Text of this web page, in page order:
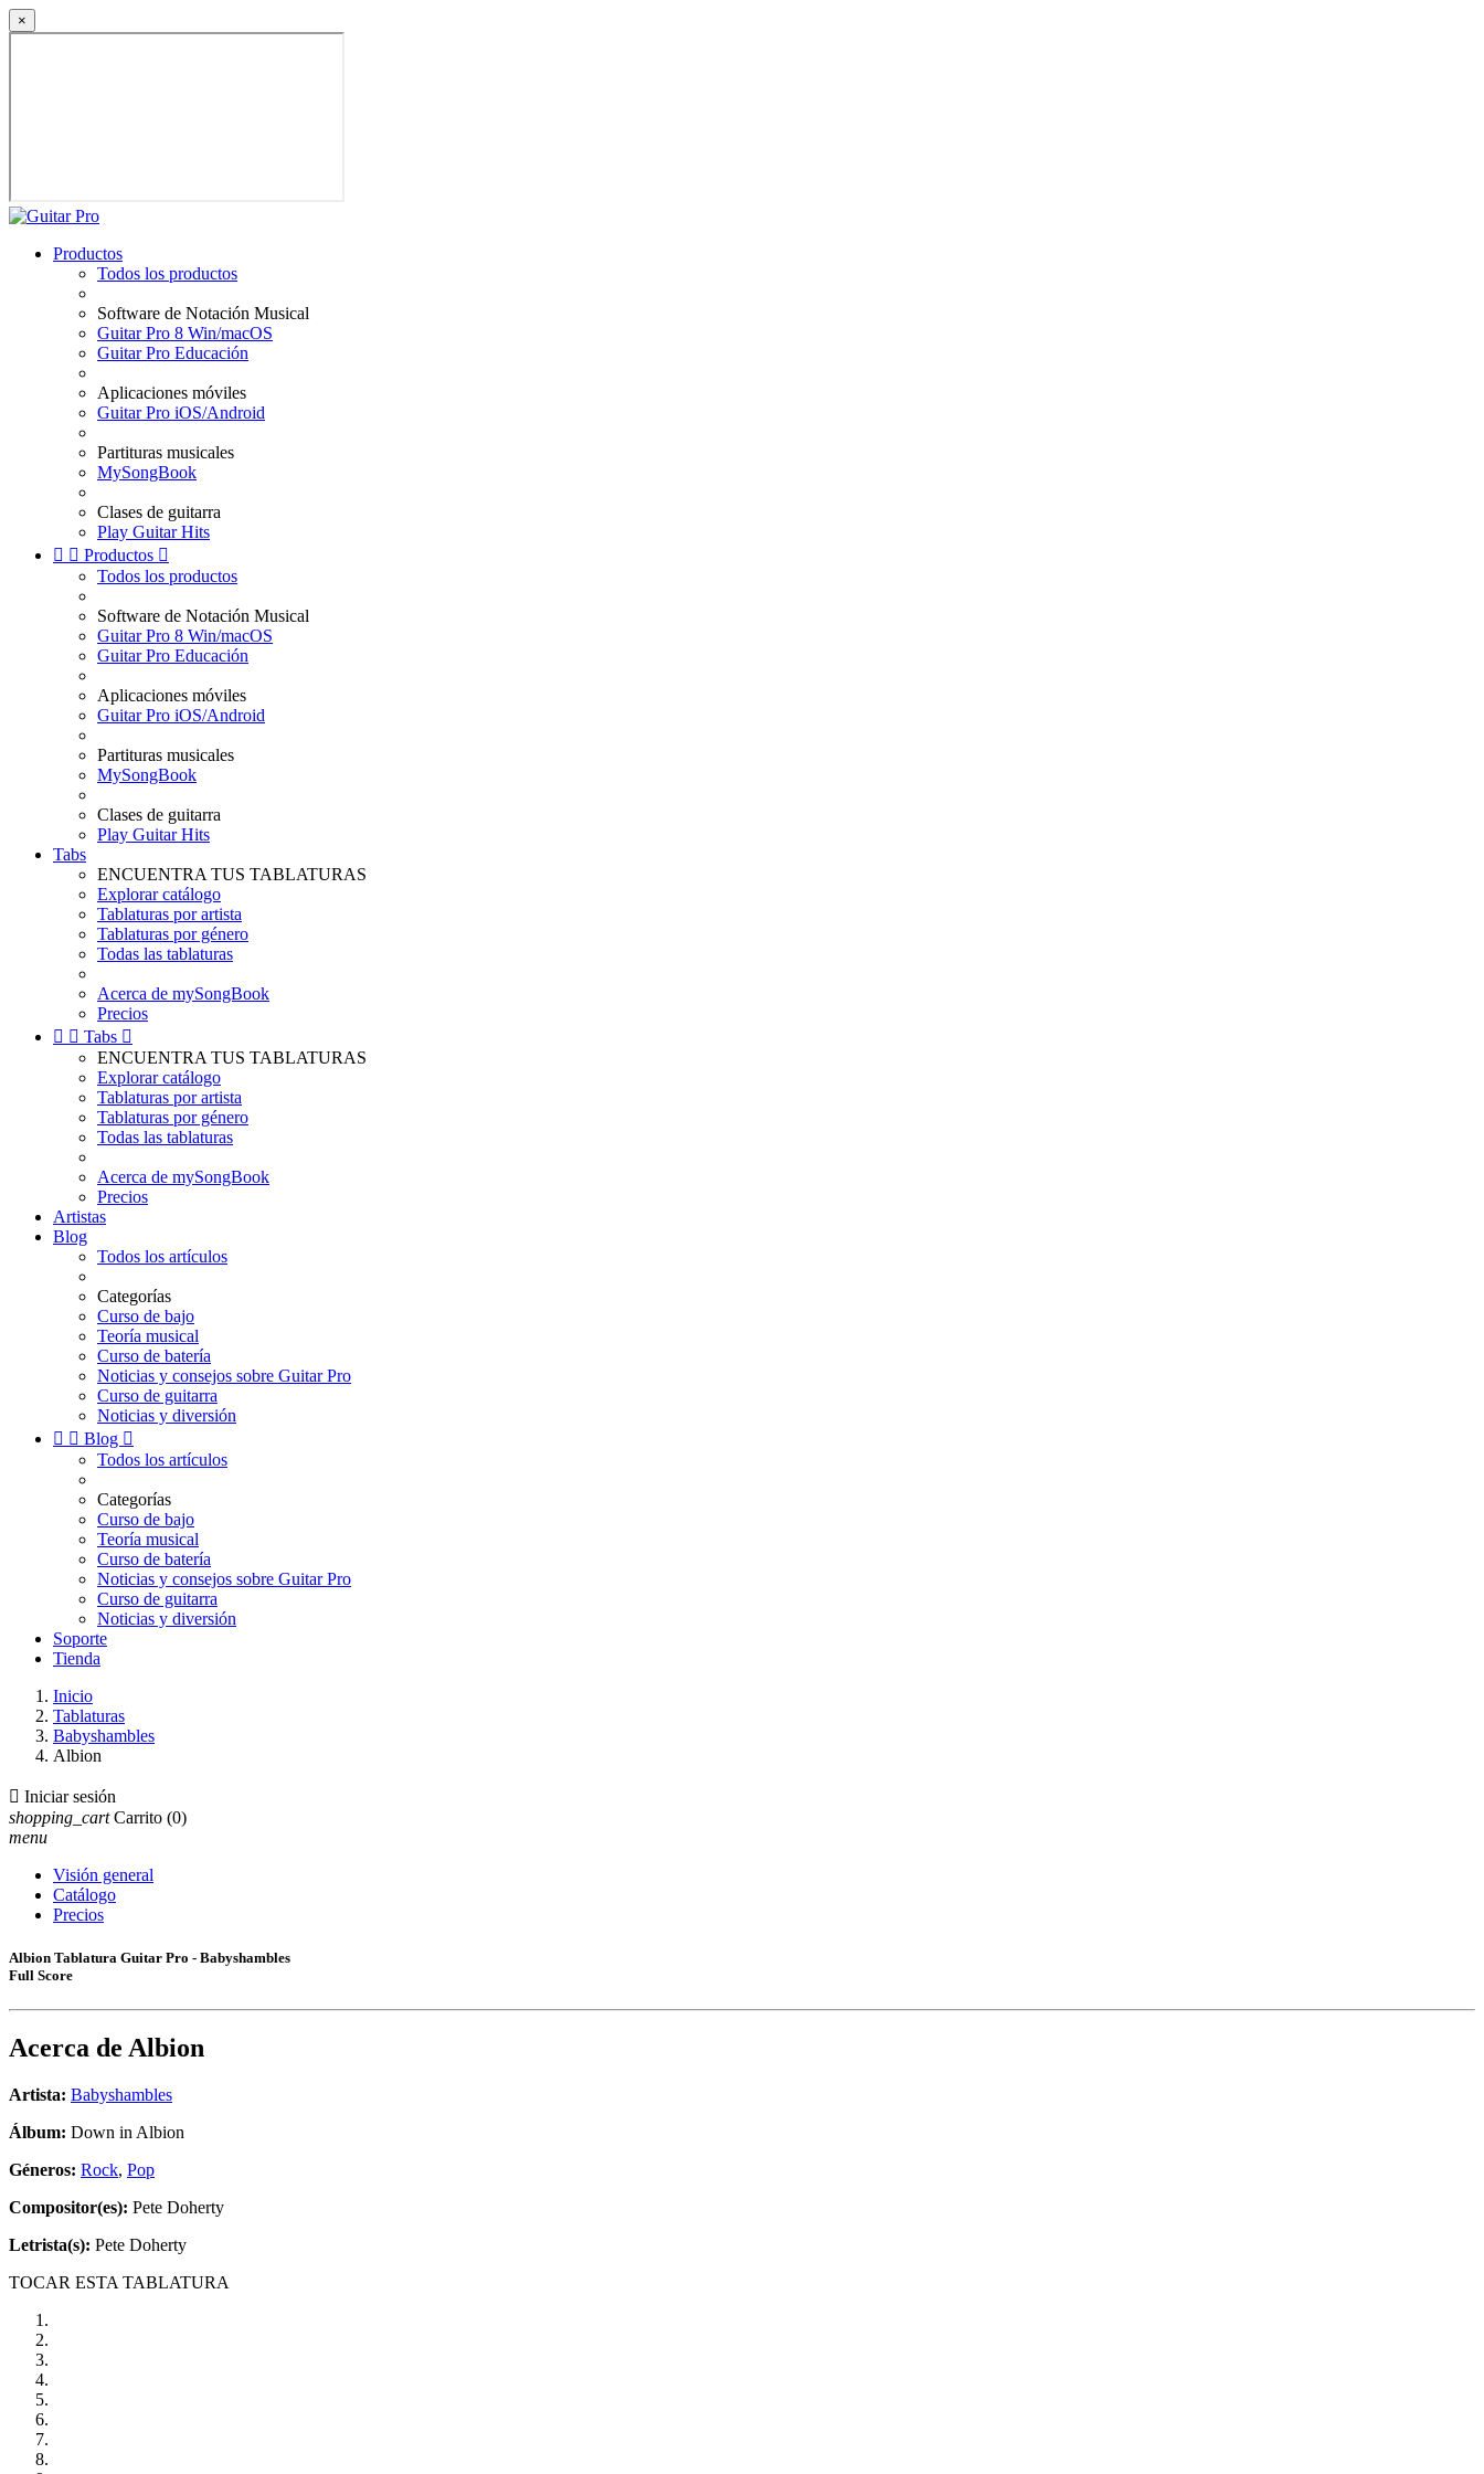
×
Productos
Todos los productos
Software de Notación Musical
Guitar Pro 8 Win/macOS
Guitar Pro Educación
Aplicaciones móviles
Guitar Pro iOS/Android
Partituras musicales
MySongBook
Clases de guitarra
Play Guitar Hits
  Productos 
Todos los productos
Software de Notación Musical
Guitar Pro 8 Win/macOS
Guitar Pro Educación
Aplicaciones móviles
Guitar Pro iOS/Android
Partituras musicales
MySongBook
Clases de guitarra
Play Guitar Hits
Tabs
ENCUENTRA TUS TABLATURAS
Explorar catálogo
Tablaturas por artista
Tablaturas por género
Todas las tablaturas
Acerca de mySongBook
Precios
  Tabs 
ENCUENTRA TUS TABLATURAS
Explorar catálogo
Tablaturas por artista
Tablaturas por género
Todas las tablaturas
Acerca de mySongBook
Precios
Artistas
Blog
Todos los artículos
Categorías
Curso de bajo
Teoría musical
Curso de batería
Noticias y consejos sobre Guitar Pro
Curso de guitarra
Noticias y diversión
  Blog 
Todos los artículos
Categorías
Curso de bajo
Teoría musical
Curso de batería
Noticias y consejos sobre Guitar Pro
Curso de guitarra
Noticias y diversión
Soporte
Tienda
Inicio
Tablaturas
Babyshambles
Albion
 Iniciar sesión
shopping_cart Carrito (0)
menu
Visión general
Catálogo
Precios
Albion Tablatura Guitar Pro - Babyshambles
Full Score
Acerca de Albion
Artista: Babyshambles
Álbum: Down in Albion
Géneros: Rock, Pop
Compositor(es): Pete Doherty
Letrista(s): Pete Doherty
TOCAR ESTA TABLATURA